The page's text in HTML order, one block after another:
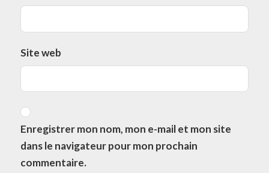
Site web
Enregistrer mon nom, mon e-mail et mon site
dans le navigateur pour mon prochain
commentaire.